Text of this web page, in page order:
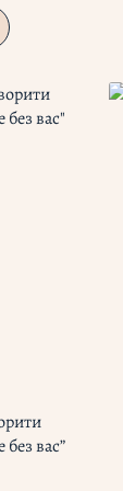
вас”